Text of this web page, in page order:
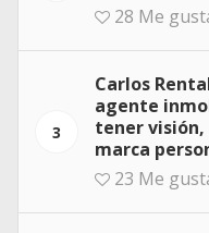
28 Me
3
Carlos
agente
tener
marca
23 Me